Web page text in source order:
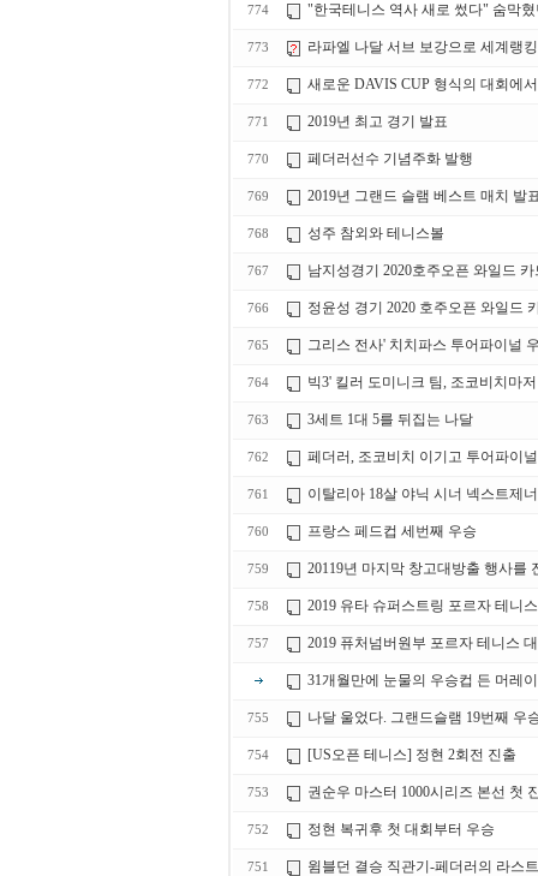
774 "한국테니스 역사 새로 썼다" 숨막
773 라파엘 나달 서브 보강으로 세계랭
772 새로운 DAVIS CUP 형식의 대회에
771 2019년 최고 경기 발표
770 페더러선수 기념주화 발행
769 2019년 그랜드 슬램 베스트 매치 발
768 성주 참외와 테니스볼
767 남지성경기 2020호주오픈 와일드
766 정윤성 경기 2020 호주오픈 와일드
765 그리스 전사' 치치파스 투어파이널
764 빅3' 킬러 도미니크 팀, 조코비치마
763 3세트 1대 5를 뒤집는 나달
762 페더러, 조코비치 이기고 투어파이
761 이탈리아 18살 야닉 시너 넥스트제
760 프랑스 페드컵 세번째 우승
759 20119년 마지막 창고대방출 행사를
758 2019 유타 슈퍼스트링 포르자 테니
757 2019 퓨처넘버원부 포르자 테니스
31개월만에 눈물의 우승컵 든 머레이
755 나달 울었다. 그랜드슬램 19번째 우
754 [US오픈 테니스] 정현 2회전 진출
753 권순우 마스터 1000시리즈 본선 첫
752 정현 복귀후 첫 대회부터 우승
751 윔블던 결승 직관기-페더러의 라스